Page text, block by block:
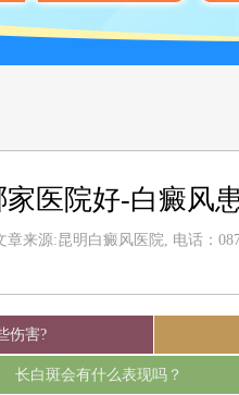
家医院好-白癜风
章来源:昆明白癜风医院, 电话：
伤害?
长白斑会有什么表现吗？